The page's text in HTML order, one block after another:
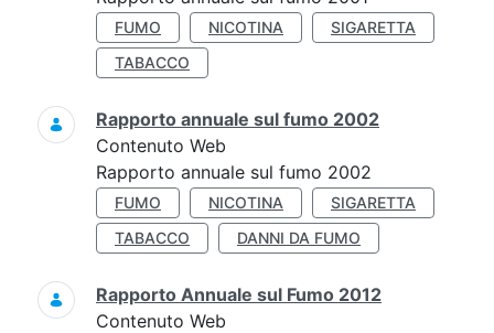
FUMO NICOTINA
SIGARETTA
TABACCO
Rapporto annuale sul fumo 2002
Contenuto Web
Rapporto annuale sul fumo 2002
FUMO NICOTINA
SIGARETTA
TABACCO
DANNI DA FUMO
Rapporto Annuale sul Fumo 2012
Contenuto Web